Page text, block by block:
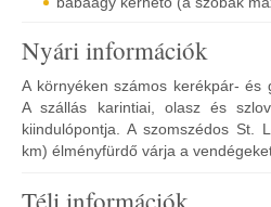
Nyári információk
A környéken számos kerékpár- és
A szállás karintiai, olasz és
kiindulópontja. A szomszédos St.
km) élményfürdő várja a
Téli információk